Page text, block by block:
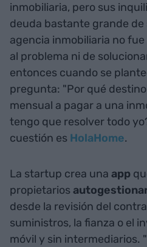
inmobiliaria, pero sus
deuda bastante grande de
agencia inmobiliaria no
al problema ni de
entonces cuando se
pregunta: "Por qué
mensual a pagar a una
tengo que resolver todo
cuestión es HolaHome.
La startup crea una app
propietarios
desde la revisión del
suministros, la fianza o el
móvil y sin intermediarios.